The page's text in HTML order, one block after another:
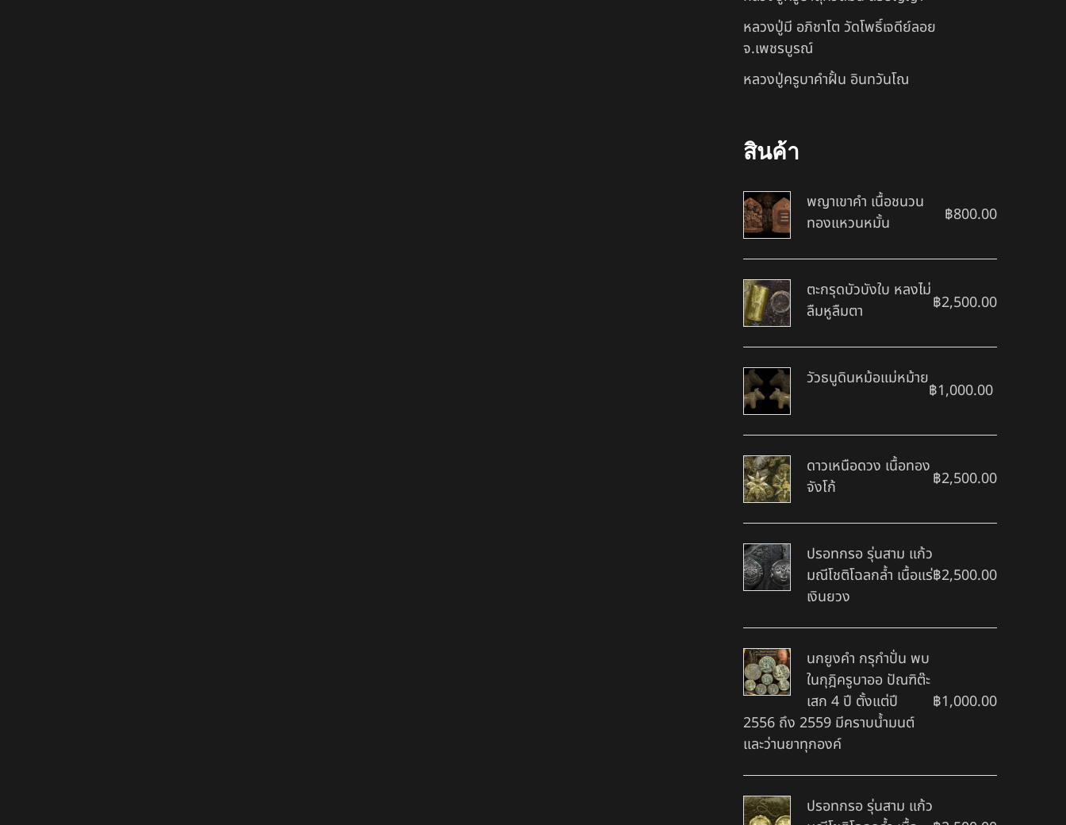
หลวงปู่มี อภิชาโต วัดโพธิ์เจดีย์ลอย
จ.เพชรบูรณ์
หลวงปู่ครูบาคำฝั้น อินทวันโณ
สินค้า
พญาเขาคำ เนื้อชนวน
ทองแหวนหมั้น
฿800.00
ตะกรุดบัวบังใบ หลงไม่
ลืมหูลืมตา
฿2,500.00
วัวธนูดินหม้อแม่หม้าย
฿1,000.00
ดาวเหนือดวง เนื้อทอง
จังโก้
฿2,500.00
ปรอทกรอ รุ่นสาม แก้ว
มณีโชติโฉลกล้ำ เนื้อแร่
เงินยวง
฿2,500.00
นกยูงคำ กรุกำปั่น พบ
ในกุฎิครูบาออ ปัณฑิต๊ะ
เสก 4 ปี ตั้งแต่ปี
2556 ถึง 2559 มีคราบน้ำมนต์
และว่านยาทุกองค์
฿1,000.00
ปรอทกรอ รุ่นสาม แก้ว